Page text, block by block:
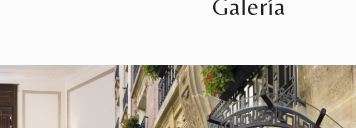
Galería